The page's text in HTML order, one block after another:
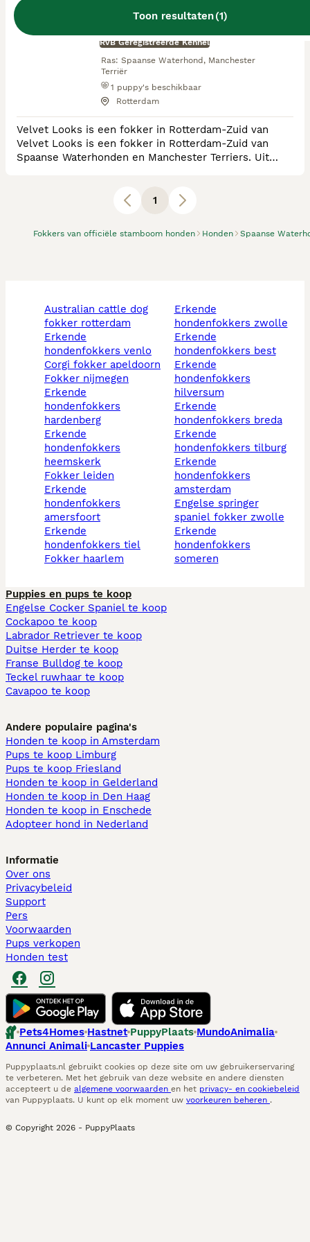
Toon resultaten(1)
Fokkers van officiële stamboom honden Honden Spaanse
Velvet Looks
RvB Geregistreerde Kennel
Ras: Spaanse Waterhond, Manchester
Terriër
1 puppy's beschikbaar
Rotterdam
Velvet Looks is een fokker in Rotterdam-Zuid van
Velvet Looks is een fokker in Rotterdam-Zuid van
Spaanse Waterhonden en Manchester Terriers. Uit
3 nestjes per jaar. Om de diversiteit hoog en uniek te
1
australian cattle dog
fokker rotterdam
erkende
hondenfokkers venlo
corgi fokker apeldoorn
fokker nijmegen
erkende
hondenfokkers
hardenberg
erkende
hondenfokkers
heemskerk
fokker leiden
erkende
hondenfokkers
amersfoort
erkende
hondenfokkers tiel
fokker haarlem
erkende
hondenfokkers zwolle
erkende
hondenfokkers best
erkende
hondenfokkers
hilversum
erkende
hondenfokkers breda
erkende
hondenfokkers tilburg
erkende
hondenfokkers
amsterdam
engelse springer
spaniel fokker zwolle
erkende
hondenfokkers
someren
Puppies en pups te koop
Engelse Cocker Spaniel te koop
Cockapoo te koop
Labrador Retriever te koop
Duitse Herder te koop
Franse Bulldog te koop
Teckel ruwhaar te koop
Cavapoo te koop
Andere populaire pagina's
Honden te koop in Amsterdam
Pups te koop Limburg​
Pups te koop Friesland​
Honden te koop in Gelderland
Honden te koop in Den Haag
Honden te koop in Enschede
Adopteer hond in Nederland
Informatie
Over ons
Privacybeleid
Support
Pers
Voorwaarden
Pups verkopen
Honden test
Pets4Homes Hastnet PuppyPlaats MundoAnimalia
Annunci Animali Lancaster Puppies
Puppyplaats.nl gebruikt cookies op deze site om uw gebruikerservaring
te verbeteren. Met het gebruik van deze website en andere diensten
accepteert u de algemene voorwaarden en het privacy- en cookiebeleid
van Puppyplaats. U kunt op elk moment uw voorkeuren beheren .
© Copyright 2026 - PuppyPlaats